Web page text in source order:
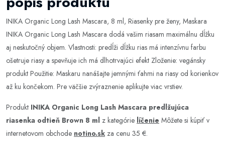
INIKA Organic Long Lash Mascara, 8 ml, Riasenky pre ženy, Maskara
INIKA Organic Long Lash Mascara dodá vašim riasam maximálnu dĺžku
aj neskutočný objem. Vlastnosti: predĺži dĺžku rias má intenzívnu farbu
ošetruje riasy a spevňuje ich má dlhotrvajúci efekt Zloženie: vegánsky
produkt Použitie: Maskaru nanášajte jemnými ťahmi na riasy od korienkov
až ku končekom. Pre väčšie zvýraznenie aplikujte viac vrstiev.
Produkt INIKA Organic Long Lash Mascara predlžujúca
riasenka odtieň Brown 8 ml z kategórie líčenie Môžete si kúpiť v
internetovom obchode notino.sk za cenu 35 €.